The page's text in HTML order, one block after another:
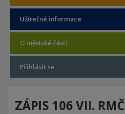
Užitečné informace
O městské části
Přihlásit se
ZÁPIS 106 VII. RMČ